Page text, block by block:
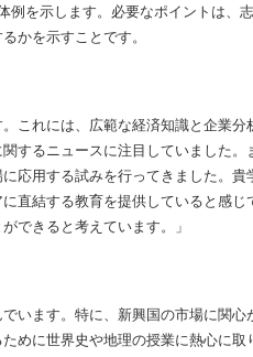
を示します。必要なポイントは、
かを示すことです。
これには、広範な経済知識と企業
するニュースに注目していました。
応用する試みを行ってきました。
直結する教育を提供していると感
できると考えています。」
います。特に、新興国の市場に関
めに世界史や地理の授業に熱心に